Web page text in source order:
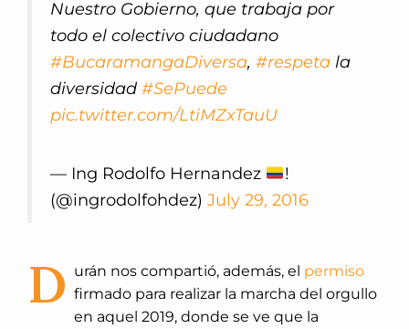
Nuestro Gobierno, que trabaja por
todo el colectivo ciudadano
#BucaramangaDiversa, #respeta la
diversidad #SePuede
pic.twitter.com/LtiMZxTauU
— Ing Rodolfo Hernandez
!
(@ingrodolfohdez) July 29, 2016
D urán nos compartió, además, el permiso
firmado para realizar la marcha del orgullo
en aquel 2019, donde se ve que la